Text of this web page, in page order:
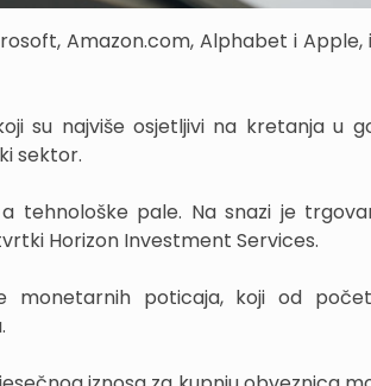
Amazon.com, Alphabet i Apple,
su najviše osjetljivi na kretanja u
sektor.
tehnološke pale. Na snazi je
Horizon Investment Services.
monetarnih poticaja, koji od